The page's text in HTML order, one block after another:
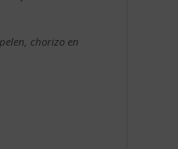
chorizo en